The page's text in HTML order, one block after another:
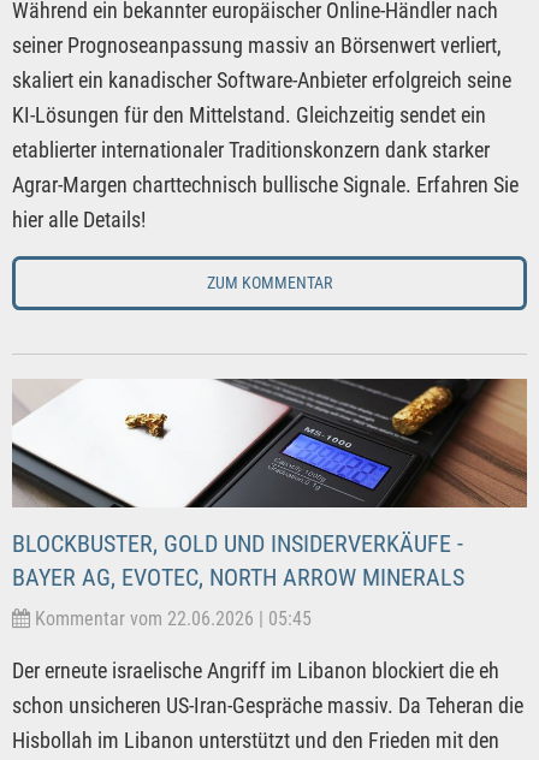
Während ein bekannter europäischer Online-Händler nach
seiner Prognoseanpassung massiv an Börsenwert verliert,
skaliert ein kanadischer Software-Anbieter erfolgreich seine
KI-Lösungen für den Mittelstand. Gleichzeitig sendet ein
etablierter internationaler Traditionskonzern dank starker
Agrar-Margen charttechnisch bullische Signale. Erfahren Sie
hier alle Details!
ZUM KOMMENTAR
BLOCKBUSTER, GOLD UND INSIDERVERKÄUFE -
BAYER AG, EVOTEC, NORTH ARROW MINERALS
Kommentar vom 22.06.2026 | 05:45
Der erneute israelische Angriff im Libanon blockiert die eh
schon unsicheren US-Iran-Gespräche massiv. Da Teheran die
Hisbollah im Libanon unterstützt und den Frieden mit den